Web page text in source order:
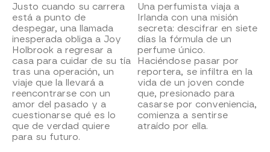
Justo cuando su carrera
está a punto de
despegar, una llamada
inesperada obliga a Joy
Holbrook a regresar a
casa para cuidar de su tía
tras una operación, un
viaje que la llevará a
reencontrarse con un
amor del pasado y a
cuestionarse qué es lo
que de verdad quiere
para su futuro.
Una perfumista viaja a
Irlanda con una misión
secreta: descifrar en siete
días la fórmula de un
perfume único.
Haciéndose pasar por
reportera, se infiltra en la
vida de un joven conde
que, presionado para
casarse por conveniencia,
comienza a sentirse
atraído por ella.